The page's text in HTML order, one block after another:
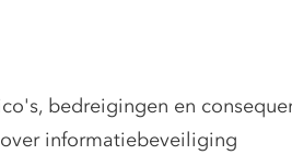
bedreigingen en
informatiebeveiliging